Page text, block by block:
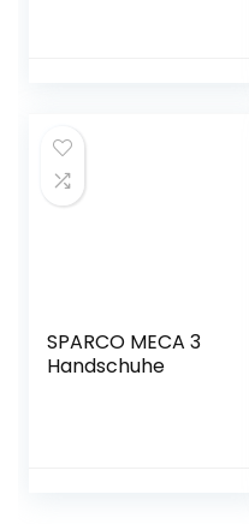
SPARCO MECA 3
Handschuhe